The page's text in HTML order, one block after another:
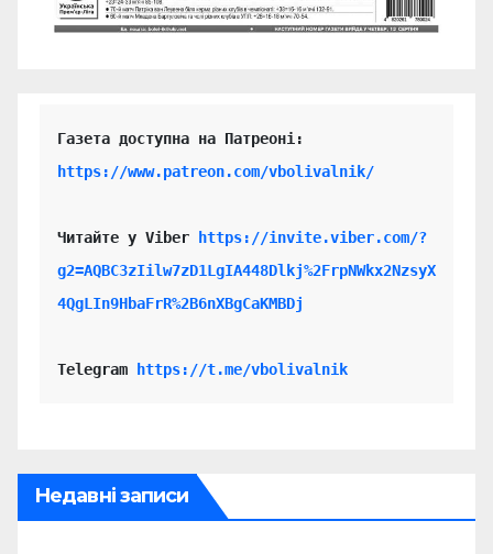
https://www.patreon.com/vbolivalnik/
Читайте у Viber
https://invite.viber.com/?
g2=AQBC3zIilw7zD1LgIA448Dlkj%2FrpNWkx2NzsyX
4QgLIn9HbaFrR%2B6nXBgCaKMBDj
Telegram https://t.me/vbolivalnik
Недавні записи